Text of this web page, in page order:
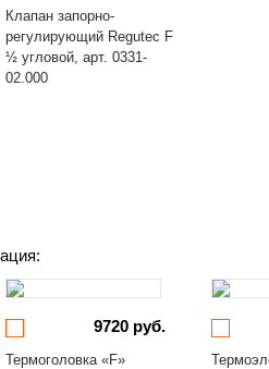
Клапан запорно-
регулирующий Regutec F
½ угловой, арт. 0331-
02.000
9720 руб.
Термоголовка «F»